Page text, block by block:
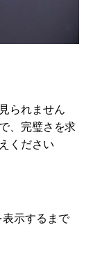
られません
、完璧さを求
ください
示するまで